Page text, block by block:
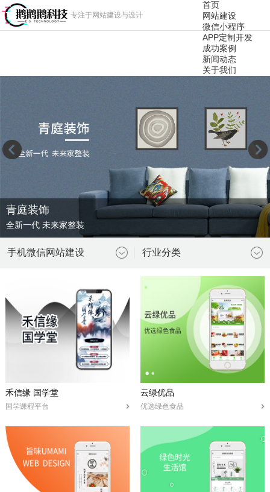
专注于网站建设与设计
首页
网站建设
微信小程序
APP定制开发
成功案例
新闻动态
关于我们
青庭装饰
全新一代 未来家整装
手机微信网站建设 行业分类
禾信缘 国学堂
国学课程平台
云绿优品
优选绿色食品